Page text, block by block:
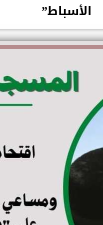
الأسباط”الكاتبة إلهام شرشر تهنئ الرئيس
السيسي بعيد ميلاده وتُشيد بجهوده
في بناء الدولة